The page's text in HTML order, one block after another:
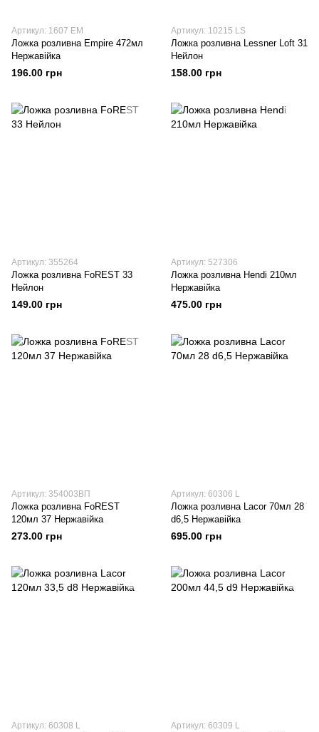
Артикул: 1607 EM
Ложка розливна Empire 472мл
Нержавійка
196.00 грн
Артикул: 10215 LS
Ложка розливна Lessner Loft 31
Нейлон
158.00 грн
Артикул: 355264
Ложка розливна FoREST 33
Нейлон
149.00 грн
Артикул: 527306
Ложка розливна Hendi 210мл
Нержавійка
475.00 грн
Артикул: 354003ВП
Ложка розливна FoREST
120мл 37 Нержавійка
273.00 грн
Артикул: 60306 L
Ложка розливна Lacor 70мл 28
d6,5 Нержавійка
695.00 грн
Артикул: 60308 L Артикул: 60309 L